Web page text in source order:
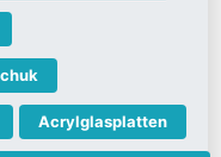
Acrylglasplatten